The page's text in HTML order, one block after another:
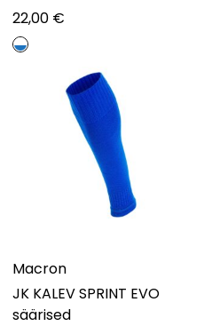
22,00 €
Macron
JK KALEV SPRINT EVO
säärised